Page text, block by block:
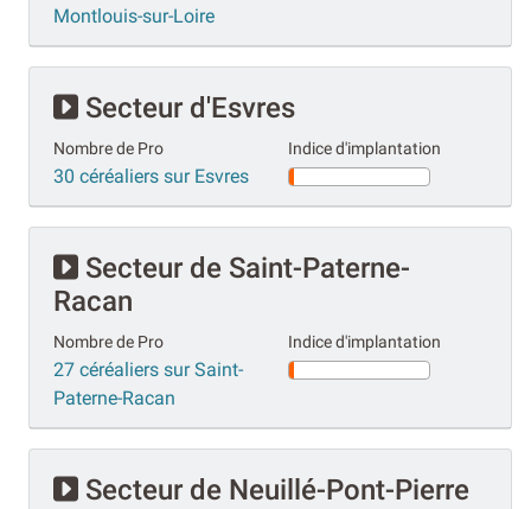
Montlouis-sur-Loire
Secteur d'Esvres
Nombre de Pro
30 céréaliers sur Esvres
Indice d'implantation
Secteur de Saint-Paterne-
Racan
Nombre de Pro
27 céréaliers sur Saint-
Paterne-Racan
Indice d'implantation
Secteur de Neuillé-Pont-Pierre